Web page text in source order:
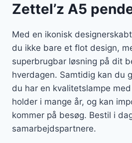
Zettel’z A5
Med en ikonisk
du ikke bare et flot design,
superbrugbar løsning på dit
hverdagen. Samtidig kan du
du har en kvalitetslampe
holder i mange år, og kan
kommer på besøg. Bestil i
samarbejdspartnere.